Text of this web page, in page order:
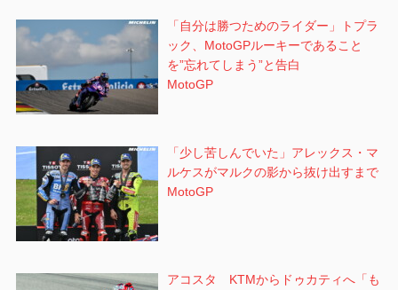
「自分は勝つためのライダー」トプラ
ック、MotoGPルーキーであること
を”忘れてしまう”と告白
MotoGP
「少し苦しんでいた」アレックス・マ
ルケスがマルクの影から抜け出すまで
MotoGP
アコスタ KTMからドゥカティへ「も